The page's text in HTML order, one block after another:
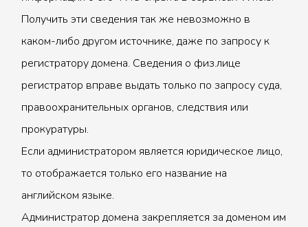
Получить эти сведения так же невозможно в
каком-либо другом источнике, даже по запросу к
регистратору домена. Сведения о физ.лице
регистратор вправе выдать только по запросу суда,
правоохранительных органов, следствия или
прокуратуры.
Если администратором является юридическое лицо,
то отображается только его название на
английском языке.
Администратор домена закрепляется за доменом им